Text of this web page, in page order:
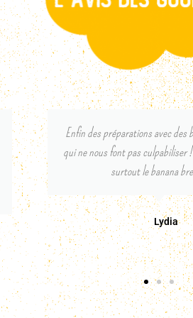
J'ai préparé le fondant au
anniversaire, il a fait l'unanimité!
trop sucré, un bon goût de
Jérôme